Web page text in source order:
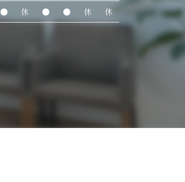
● 休 ● ● 休
休